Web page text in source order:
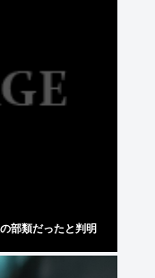
部類だったと判明